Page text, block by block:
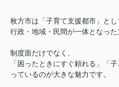
枚方市は「子育て支援都市」とし
行政・地域・民間が一体となった
制度面だけでなく、
「困ったときにすぐ頼れる」「
っているのが大きな魅力です。